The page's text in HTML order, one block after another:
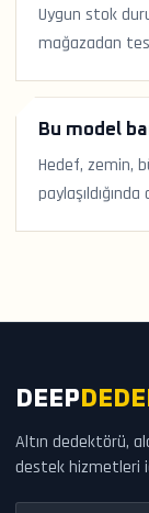
Uygun stok
mağazadan
Bu model
Hedef, zemin,
paylaşıldığında
DEEP
Altın dedektörü,
destek hizmetleri